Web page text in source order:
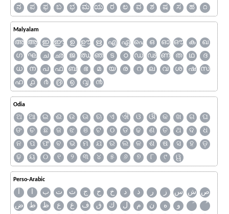
ನ
ಪ ಫ ಬ ಭ ಮ ಯ ರ ಲ ವ ಶ ಷ ಸ ಹ ೧
Malyalam
അ ആ ഇ ഈ ഉ ഊ ഋ എ ഏ ഐ ഒ ഓ ഔ ക
ഖ
ഗ
ഘ ച ഛ ജ ഝ ഞ ട ഠ ഡ ഢ ണ ത ഥ
ദ
ധ
ന പ ഫ ബ ഭ മ യ ര റ ല വ ശ ഷ
സ
ഹ
൧ ൪ ൫ ൭ ൮ ൯
Odia
ଅ ଆ ଇ ଈ ଉ ଊ ଋ ଏ ଐ ଓ ଔ କ ଖ ଗ
ଘ
ଙ
ଚ ଛ ଜ ଝ ଞ ଟ ଠ ଡ ଢ ଣ ତ ଥ ଦ
ଧ
ନ
ପ ଫ ବ ଭ ମ ଯ ର ଲ ଳ ଶ ଷ ସ ହ
ଡ଼
ଢ଼
ୟ ୦ ୧ ୨ ୩ ୪ ୫ ୬ ୭ ୮ ୯ ୱ
Perso-Arabic
آ ا ب ت ث ج ح خ د ذ ر ز س ش ص
ض
ط ظ ع غ ف ق ك ل م ن ه
و